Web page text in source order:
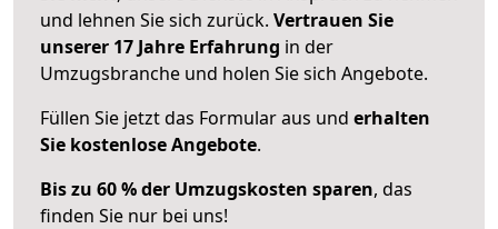
und lehnen Sie sich zurück. Vertrauen Sie
unserer 17 Jahre Erfahrung in der
Umzugsbranche und holen Sie sich Angebote.
Füllen Sie jetzt das Formular aus und erhalten
Sie kostenlose Angebote.
Bis zu 60 % der Umzugskosten sparen, das
finden Sie nur bei uns!